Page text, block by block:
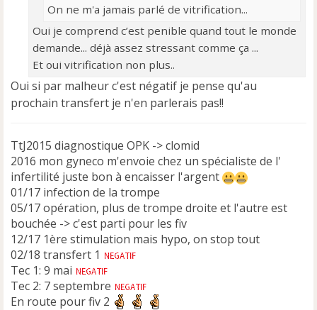
On ne m'a jamais parlé de vitrification...
Oui je comprend c’est penible quand tout le monde
demande... déjà assez stressant comme ça ...
Et oui vitrification non plus..
Oui si par malheur c'est négatif je pense qu'au
prochain transfert je n'en parlerais pas!!
TtJ2015 diagnostique OPK -> clomid
2016 mon gyneco m'envoie chez un spécialiste de l'
infertilité juste bon à encaisser l'argent
01/17 infection de la trompe
05/17 opération, plus de trompe droite et l'autre est
bouchée -> c'est parti pour les fiv
12/17 1ère stimulation mais hypo, on stop tout
02/18 transfert 1
Tec 1: 9 mai
Tec 2: 7 septembre
En route pour fiv 2